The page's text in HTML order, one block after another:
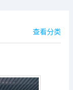
查看分类